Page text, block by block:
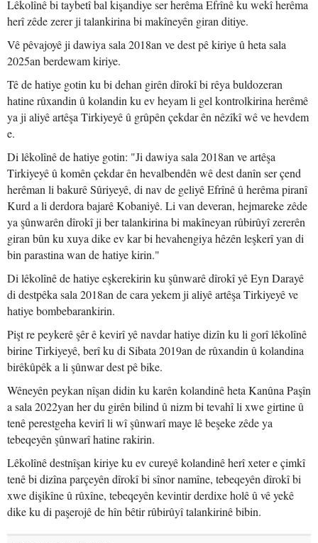
Lêkolînê bi taybetî bal kişandiye ser herêma Efrînê ku wekî herêma
herî zêde zerer ji talankirina bi makîneyên giran ditiye.
Vê pêvajoyê ji dawiya sala 2018an ve dest pê kiriye û heta sala
2025an berdewam kiriye.
Tê de hatiye gotin ku bi dehan girên dîrokî bi rêya buldozeran
hatine rûxandin û kolandin ku ev heyam li gel kontrolkirina herêmê
ya ji aliyê artêşa Tirkiyeyê û grûpên çekdar ên nêzîkî wê ve hevdem
e.
Di lêkolînê de hatiye gotin: "Ji dawiya sala 2018an ve artêşa
Tirkiyeyê û komên çekdar ên hevalbendên wê dest danîn ser çend
herêman li bakurê Sûriyeyê, di nav de geliyê Efrînê û herêma piranî
Kurd a li derdora bajarê Kobaniyê. Li van deveran, hejmareke zêde
ya şûnwarên dîrokî ji ber talankirina bi makîneyan rûbirûyî zererên
giran bûn ku xuya dike ev kar bi hevahengiya hêzên leşkerî yan di
bin parastina wan de hatiye kirin."
Di lêkolînê de hatiye eşkerekirin ku şûnwarê dîrokî yê Eyn Darayê
di destpêka sala 2018an de cara yekem ji aliyê artêşa Tirkiyeyê ve
hatiye bombebarankirin.
Pişt re peykerê şêr ê kevirî yê navdar hatiye dizîn ku li gorî lêkolînê
birine Tirkiyeyê, berî ku di Sibata 2019an de rûxandin û kolandina
birêkûpêk a li şûnwar dest pê bike.
Wêneyên peykan nîşan didin ku karên kolandinê heta Kanûna Paşîn
a sala 2022yan her du girên bilind û nizm bi tevahî li xwe girtine û
tenê perestgeha kevirî li wî şûnwarî maye lê beşeke zêde ya
tebeqeyên şûnwarî hatine rakirin.
Lêkolînê destnîşan kiriye ku ev cureyê kolandinê herî xeter e çimkî
tenê bi dizîna parçeyên dîrokî bi sînor namîne, tebeqeyên dîrokî bi
xwe dişikîne û rûxîne, tebeqeyên kevintir derdixe holê û vê yekê
dike ku di paşerojê de hîn bêtir rûbirûyî talankirinê bibin.